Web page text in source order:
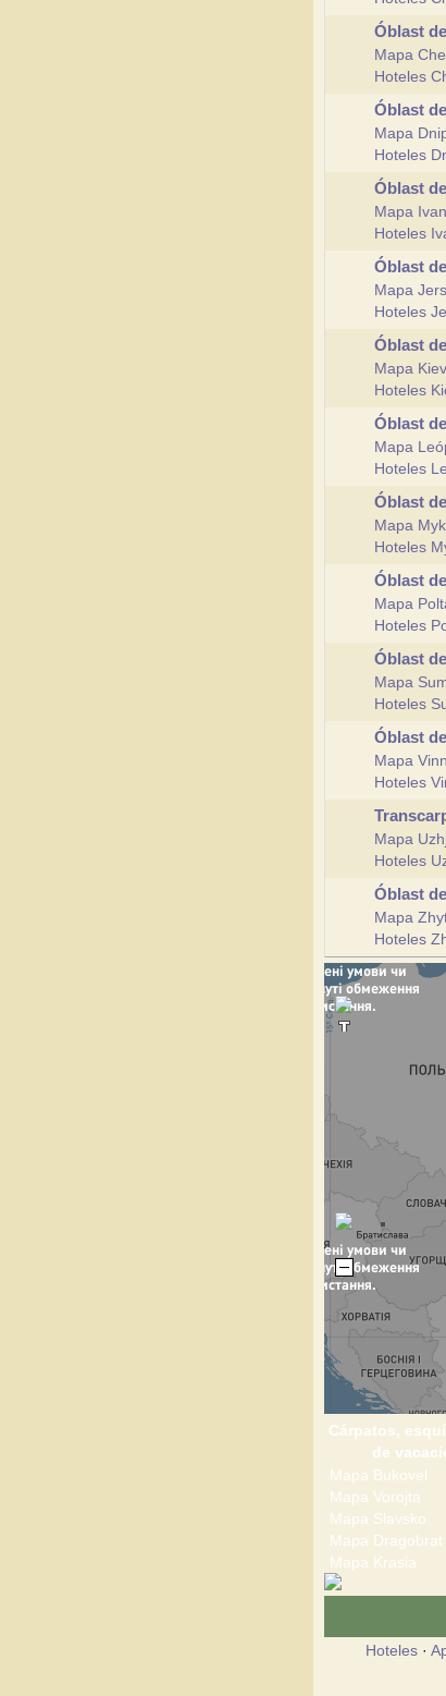
Óblast
Mapa
Hoteles
Óblast
Mapa
Hoteles
Óblast
Mapa
Hoteles
Óblast
Mapa
Hoteles
Óblast
Mapa Kiev
Hoteles
Óblast
Mapa
Hoteles
Óblast
Mapa
Hoteles
Óblast
Mapa
Hoteles
Óblast
Mapa
Hoteles
Óblast
Mapa
Hoteles
Mapa
Hoteles
Óblast
Mapa
Hoteles
Cárpatos,
de
Mapa Bukovel
Mapa Vorojta
Mapa Slavsko
Mapa Dragobrat
Mapa Krasia
Hoteles·